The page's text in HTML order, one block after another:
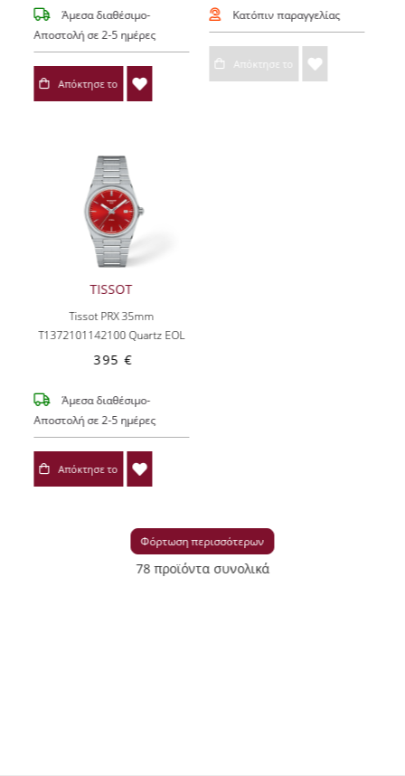
Άμεσα διαθέσιμο-
Αποστολή σε 2-5 ημέρες
Απόκτησε το
Κατόπιν παραγγελίας
Απόκτησε το
TISSOT
Tissot PRX 35mm
T1372101142100Quartz EOL
395 €
Άμεσα διαθέσιμο-
Αποστολή σε 2-5 ημέρες
Απόκτησε το
Φόρτωση περισσότερων
78 προϊόντα συνολικά